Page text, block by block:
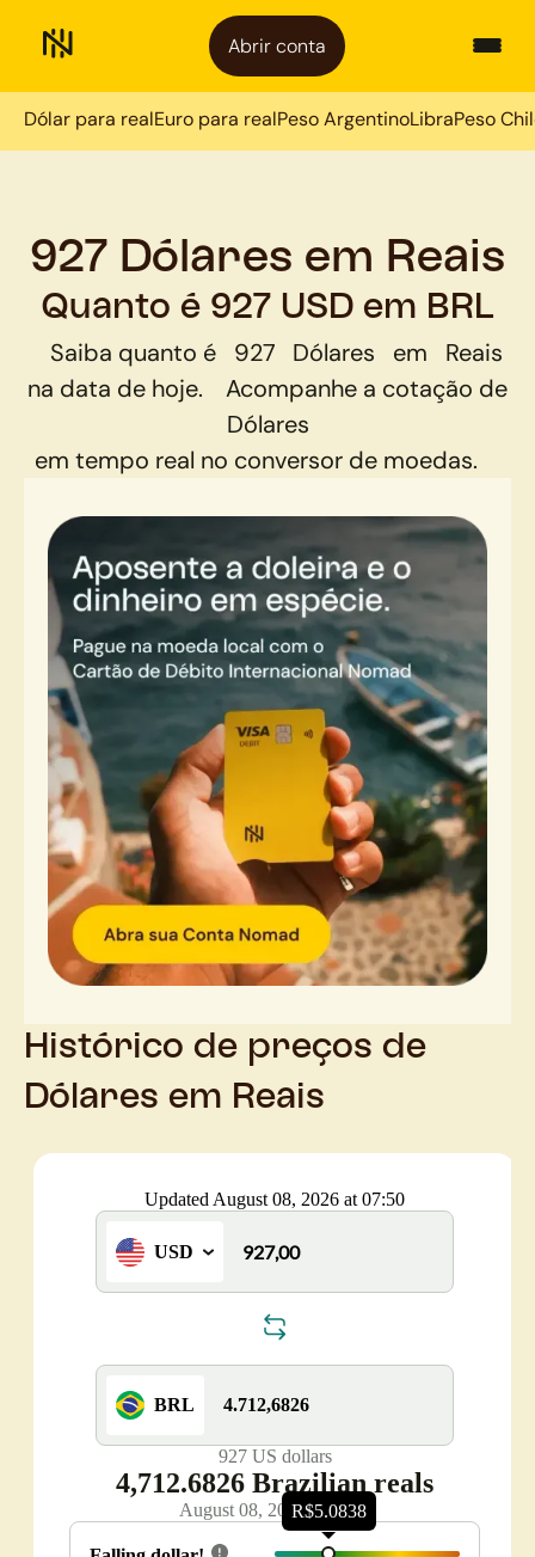
Abrir conta
Dólar para realEuro para realPeso ArgentinoLibraPeso
927 Dólares em Reais
Quanto é 927 USD em BRL
Saiba quanto é 927 Dólares em
Reais
na data de hoje.
Acompanhe a cotação de
Dólares
em tempo real no conversor de moedas.
Histórico de preços de
Dólares em Reais